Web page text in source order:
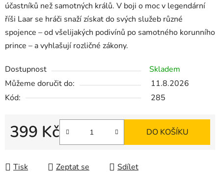
účastníků než samotných králů. V boji o moc v legendární
říši Laar se hráči snaží získat do svých služeb různé
spojence – od všelijakých podivínů po samotného korunního
prince – a vyhlašují rozličné zákony.
Dostupnost
Skladem
Můžeme doručit do:
11.8.2026
Kód:
285
399 Kč DO KOŠÍKU
Tisk Zeptat se Sdílet